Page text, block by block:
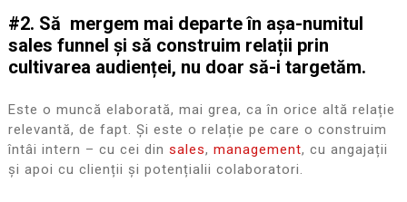
#2. Să mergem mai departe în așa-numitul
sales funnel și să construim relații prin
cultivarea audienței, nu doar să-i targetăm.
Este o muncă elaborată, mai grea, ca în orice altă relație
relevantă, de fapt. Și este o relație pe care o construim
întâi intern – cu cei din sales, management, cu angajații
și apoi cu clienții și potențialii colaboratori.